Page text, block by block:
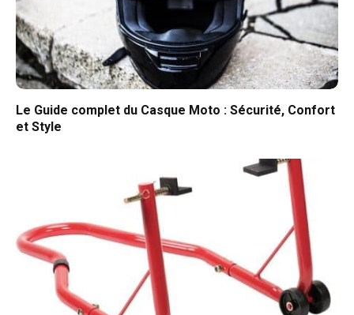
Le Guide complet du Casque Moto : Sécurité, Confort
et Style